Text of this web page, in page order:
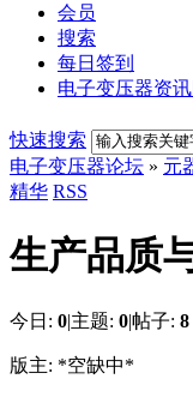
会员
搜索
每日签到
电子变压器资讯
快速搜索
电子变压器论坛 » 元
精华 RSS
生产品质
今日: 0|主题: 0|帖子: 8
版主: *空缺中*